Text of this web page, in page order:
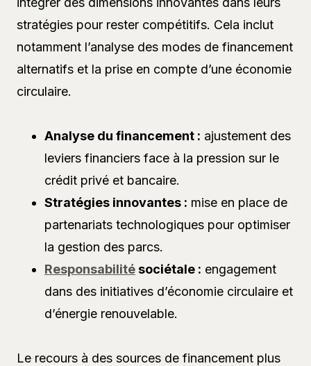
stratégies pour rester compétitifs. Cela inclut
notamment l’analyse des modes de financement
alternatifs et la prise en compte d’une économie
circulaire.
Analyse du financement : ajustement des
leviers financiers face à la pression sur le
crédit privé et bancaire.
Stratégies innovantes : mise en place de
partenariats technologiques pour optimiser
la gestion des parcs.
Responsabilitésociétale : engagement
dans des initiatives d’économie circulaire et
d’énergie renouvelable.
Le recours à des sources de financement plus